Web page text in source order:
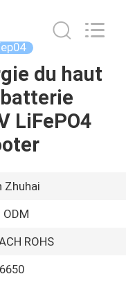
du haut
LiFePO4
Zhuhai
ODM
ROHS